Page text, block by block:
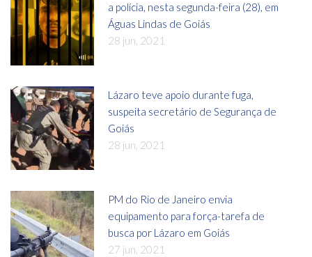
a polícia, nesta segunda-feira (28), em
Águas Lindas de Goiás
28 jun, 2021
Lázaro teve apoio durante fuga,
suspeita secretário de Segurança de
Goiás
28 jun, 2021
PM do Rio de Janeiro envia
equipamento para força-tarefa de
busca por Lázaro em Goiás
27 jun, 2021